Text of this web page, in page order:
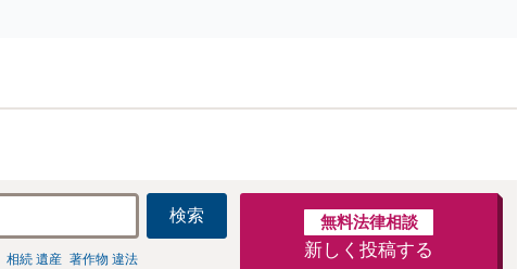
検索
相続 遺産 著作物 違法
無料法律相談
新しく投稿する